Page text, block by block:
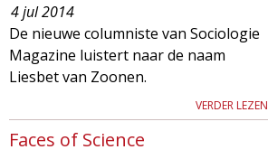
4 jul 2014
De nieuwe columniste van Sociologie
Magazine luistert naar de naam
Liesbet van Zoonen.
VERDER LEZEN
Faces of Science